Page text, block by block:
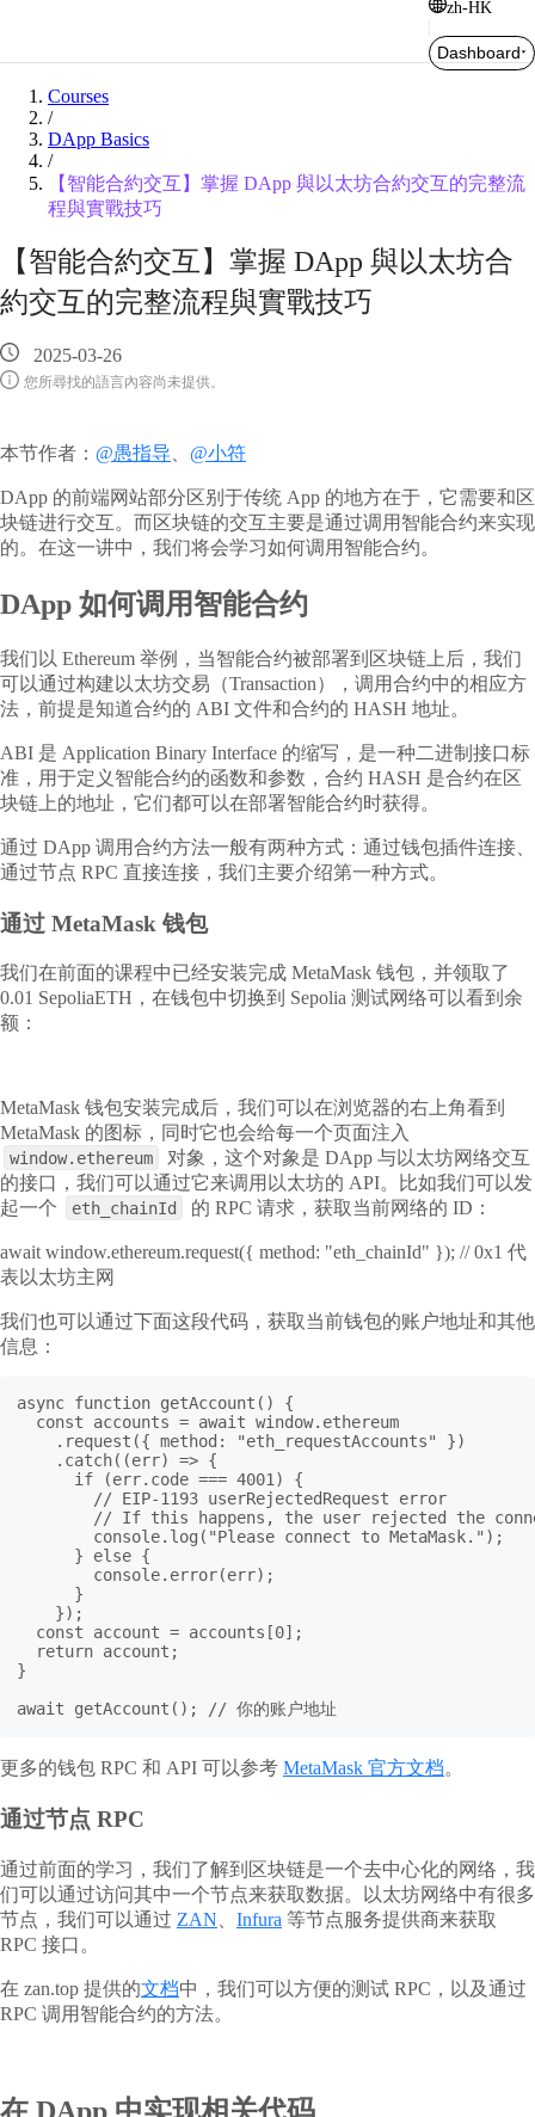
zh-HK
Dashboard
Courses
/
DApp Basics
/
【智能合約交互】掌握 DApp 與以太坊合約交互的完整流
程與實戰技巧
【智能合約交互】掌握 DApp 與以太坊合
約交互的完整流程與實戰技巧
2025-03-26
您所尋找的語言內容尚未提供。
本节作者： @愚指导 @小符
DApp 的前端网站部分区别于传统 App 的地方在于，它需要和区
块链进行交互。而区块链的交互主要是通过调用智能合约来实现
的。在这一讲中，我们将会学习如何调用智能合约。
DApp 如何调用智能合约
我们以 Ethereum 举例，当智能合约被部署到区块链上后，我们
可以通过构建以太坊交易（Transaction），调用合约中的相应方
法，前提是知道合约的 ABI 文件和合约的 HASH 地址。
ABI 是 Application Binary Interface 的缩写，是一种二进制接口标
准，用于定义智能合约的函数和参数，合约 HASH 是合约在区
块链上的地址，它们都可以在部署智能合约时获得。
通过 DApp 调用合约方法一般有两种方式：通过钱包插件连接、
通过节点 RPC 直接连接，我们主要介绍第一种方式。
通过 MetaMask 钱包
我们在前面的课程中已经安装完成 MetaMask 钱包，并领取了
0.01 SepoliaETH，在钱包中切换到 Sepolia 测试网络可以看到余
额：
MetaMask 钱包安装完成后，我们可以在浏览器的右上角看到
MetaMask 的图标，同时它也会给每一个页面注入
window.ethereum
对象，这个对象是 DApp 与以太坊网络交互
的接口，我们可以通过它来调用以太坊的 API。比如我们可以发
起一个
eth_chainId 的 RPC 请求，获取当前网络的 ID：
await window.ethereum.request({ method: "eth_chainId" }); // 0x1 代
表以太坊主网
我们也可以通过下面这段代码，获取当前钱包的账户地址和其他
信息：
async function getAccount() {
  const accounts = await window.ethereum
    .request({ method: "eth_requestAccounts" })
    .catch((err) => {
      if (err.code === 4001) {
        // EIP-1193 userRejectedRequest error
// If this happens, the user rejected the
        console.log("Please connect to MetaMask.");
      } else {
        console.error(err);
      }
    });
  const account = accounts[0];
  return account;
}
await getAccount(); // 你的账户地址
更多的钱包 RPC 和 API 可以参考 MetaMask 官方文档。
通过节点 RPC
通过前面的学习，我们了解到区块链是一个去中心化的网络，我
们可以通过访问其中一个节点来获取数据。以太坊网络中有很多
节点，我们可以通过 ZAN Infura 等节点服务提供商来获取
RPC 接口。
在 zan.top 提供的文档中，我们可以方便的测试 RPC，以及通过
RPC 调用智能合约的方法。
在 DApp 中实现相关代码